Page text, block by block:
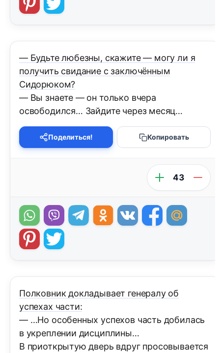
— Будьте любезны, скажите — могу ли я
получить свидание с заключённым
Сидорюком?
— Вы знаете — он только вчера
освободился… Зайдите через месяц…
Поделиться! Копировать
43
Полковник докладывает генералу об
успехах части:
— …Hо особенных успехов часть добилась
в укреплении дисциплины…
В приоткрытую дверь вдруг просовывается